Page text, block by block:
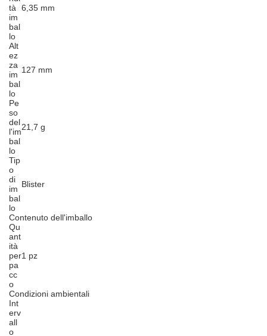
tà
im
bal
lo
6,35 mm
Alt
ez
za
im
bal
lo
127 mm
Pe
so
del
l'im
bal
lo
21,7 g
Tip
o
di
im
bal
lo
Blister
Contenuto dell'imballo
Qu
ant
ità
per
pa
cc
o
1 pz
Condizioni ambientali
Int
erv
all
o